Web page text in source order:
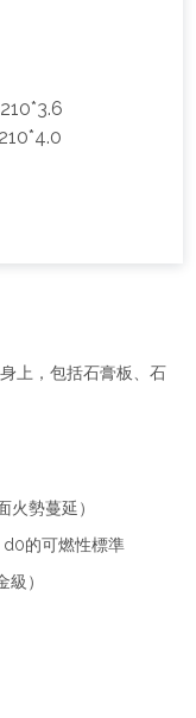
上，包括石膏板、石
火勢蔓延）
d0的可燃性標準
）